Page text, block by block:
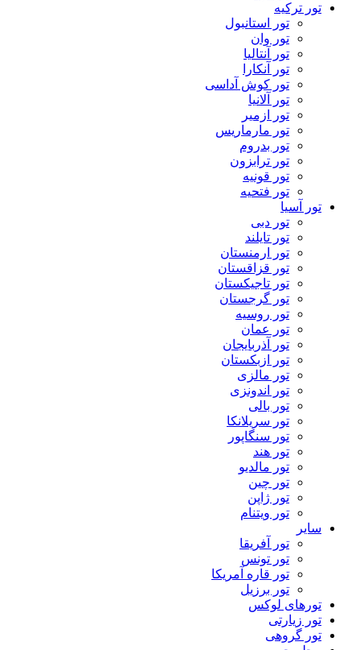
تور ترکیه
تور استانبول
تور وان
تور آنتالیا
تور آنکارا
تور کوش آداسی
تور آلانیا
تور ازمیر
تور مارماریس
تور بدروم
تور ترابزون
تور قونیه
تور فتحیه
تور آسیا
تور دبی
تور تایلند
تور ارمنستان
تور قزاقستان
تور تاجیکستان
تور گرجستان
تور روسیه
تور عمان
تور آذربایجان
تور ازبکستان
تور مالزی
تور اندونزی
تور بالی
تور سریلانکا
تور سنگاپور
تور هند
تور مالدیو
تور چین
تور ژاپن
تور ویتنام
سایر
تور آفریقا
تور تونس
تور قاره آمریکا
تور برزیل
تورهای لوکس
تور زیارتی
تور گروهی